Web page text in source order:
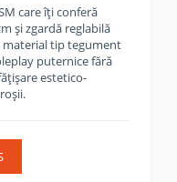
care îți conferă
și zgardă reglabilă
material tip tegument
puternice fără
estetico-